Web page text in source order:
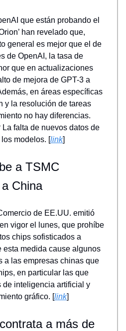
que están probando el
han revelado que,
general es mejor que el de
de OpenAI, la tasa de
que en actualizaciones
de mejora de GPT-3 a
en áreas específicas
y la resolución de tareas
no hay diferencias.
falta de nuevos datos de
modelos. [link]
a TSMC
China
de EE.UU. emitió
vigor el lunes, que prohíbe
chips sofisticados a
esta medida cause algunos
a las empresas chinas que
en particular las que
de inteligencia artificial y
gráfico. [link]
a más de